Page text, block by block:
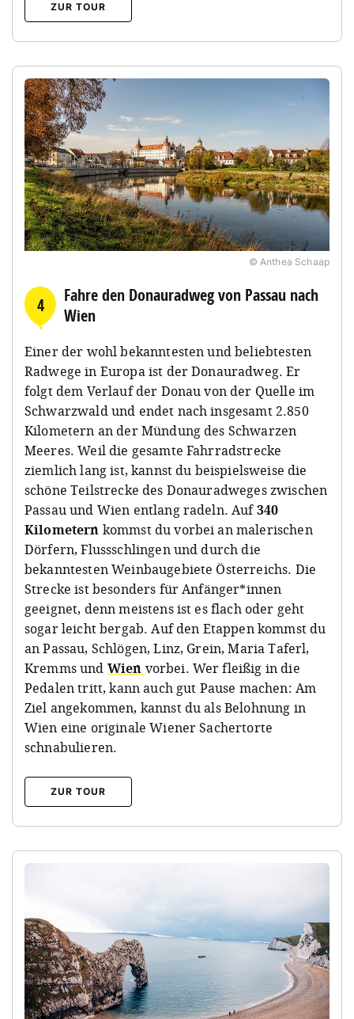
ZUR TOUR
© Anthea Schaap
4
Fahre den Donauradweg von Passau nach
Wien
Einer der wohl bekanntesten und beliebtesten
Radwege in Europa ist der Donauradweg. Er
folgt dem Verlauf der Donau von der Quelle im
Schwarzwald und endet nach insgesamt 2.850
Kilometern an der Mündung des Schwarzen
Meeres. Weil die gesamte Fahrradstrecke
ziemlich lang ist, kannst du beispielsweise die
schöne Teilstrecke des Donauradweges zwischen
Passau und Wien entlang radeln. Auf340
Kilometern kommst du vorbei an malerischen
Dörfern, Flussschlingen und durch die
bekanntesten Weinbaugebiete Österreichs. Die
Strecke ist besonders für Anfänger*innen
geeignet, denn meistens ist es flach oder geht
sogar leicht bergab. Auf den Etappen kommst du
an Passau, Schlögen, Linz, Grein, Maria Taferl,
Kremms und Wien vorbei. Wer fleißig in die
Pedalen tritt, kann auch gut Pause machen: Am
Ziel angekommen, kannst du als Belohnung in
Wien eine originale Wiener Sachertorte
schnabulieren.
ZUR TOUR